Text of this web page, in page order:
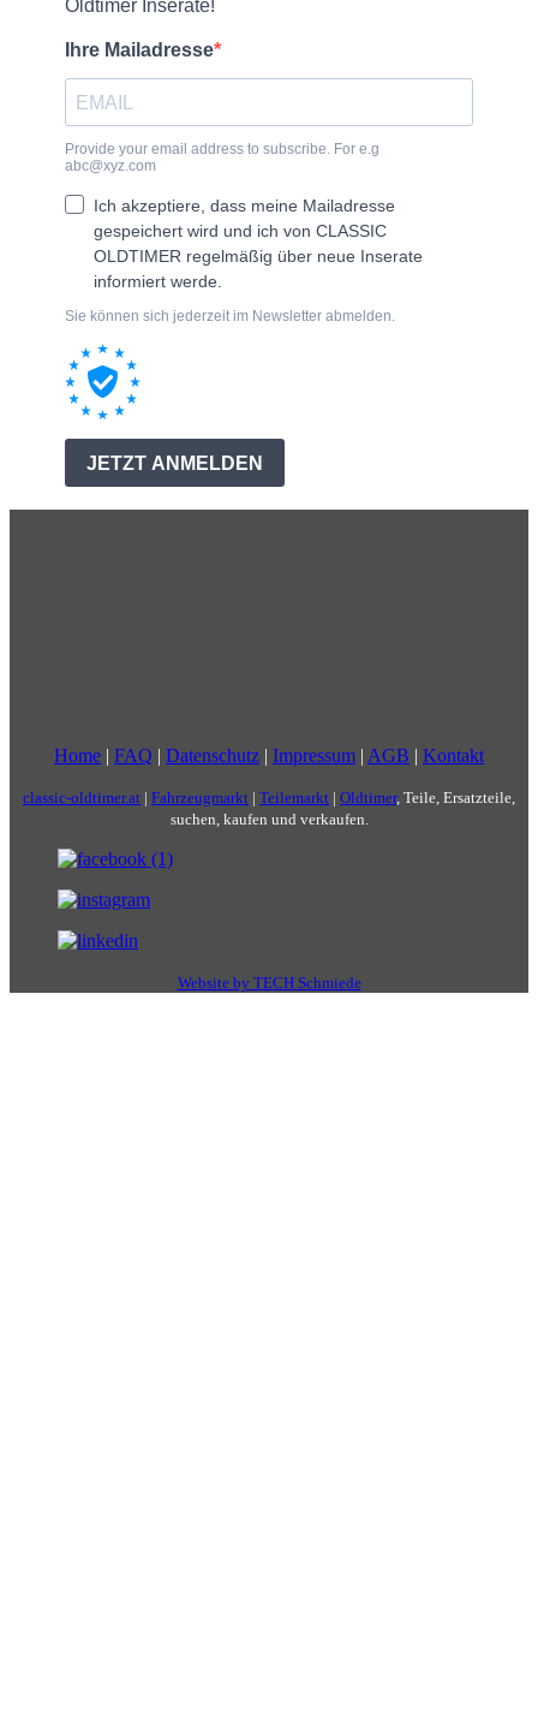
Home | FAQ | Datenschutz | Impressum | AGB | Kontakt
classic-oldtimer.at | Fahrzeugmarkt | Teilemarkt | Oldtimer, Teile, Ersatzteile,
suchen, kaufen und verkaufen.
Website by TECH Schmiede